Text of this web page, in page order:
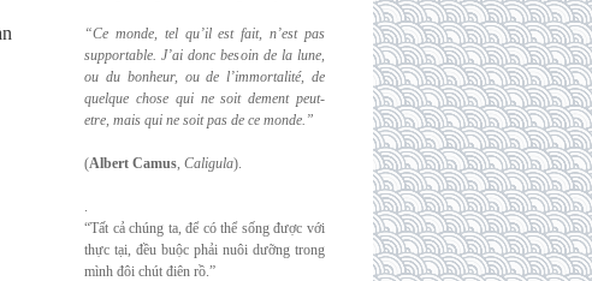
“Ce monde, tel qu’il est fait, n’est pas
supportable. J’ai donc besoin de la lune,
ou du bonheur, ou de l’immortalité, de
quelque chose qui ne soit dement peut-
etre, mais qui ne soit pas de ce monde.”
(Albert Camus, Caligula).
.
“Tất cả chúng ta, để có thể sống được với
thực tại, đều buộc phải nuôi dưỡng trong
mình đôi chút điên rồ.”